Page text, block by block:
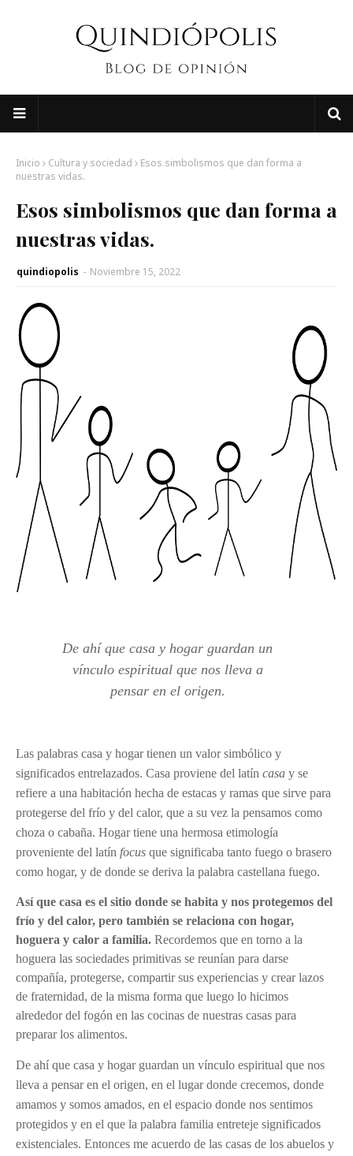
Inicio Cultura y sociedad
Esos simbolismos que dan forma a
nuestras vidas.
Esos simbolismos que dan forma a
nuestras vidas.
quindiopolis - Noviembre 15, 2022
De ahí que casa y hogar guardan un
vínculo espiritual que nos lleva a
pensar en el origen.
Las palabras casa y hogar tienen un valor simbólico y
significados entrelazados. Casa proviene del latín casa y se
refiere a una habitación hecha de estacas y ramas que sirve para
protegerse del frío y del calor, que a su vez la pensamos como
choza o cabaña. Hogar tiene una hermosa etimología
proveniente del latín focus que significaba tanto fuego o brasero
como hogar, y de donde se deriva la palabra castellana fuego.
Así que casa es el sitio donde se habita y nos protegemos del
frío y del calor, pero también se relaciona con hogar,
hoguera y calor a familia. Recordemos que en torno a la
hoguera las sociedades primitivas se reunían para darse
compañía, protegerse, compartir sus experiencias y crear lazos
de fraternidad, de la misma forma que luego lo hicimos
alrededor del fogón en las cocinas de nuestras casas para
preparar los alimentos.
De ahí que casa y hogar guardan un vínculo espiritual que nos
lleva a pensar en el origen, en el lugar donde crecemos, donde
amamos y somos amados, en el espacio donde nos sentimos
protegidos y en el que la palabra familia entreteje significados
existenciales. Entonces me acuerdo de las casas de los abuelos y